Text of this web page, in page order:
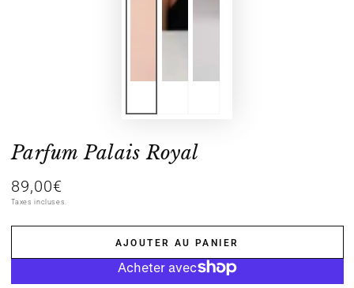
Parfum Palais Royal
Prix
normal
89,00€
Taxes incluses.
AJOUTER AU PANIER